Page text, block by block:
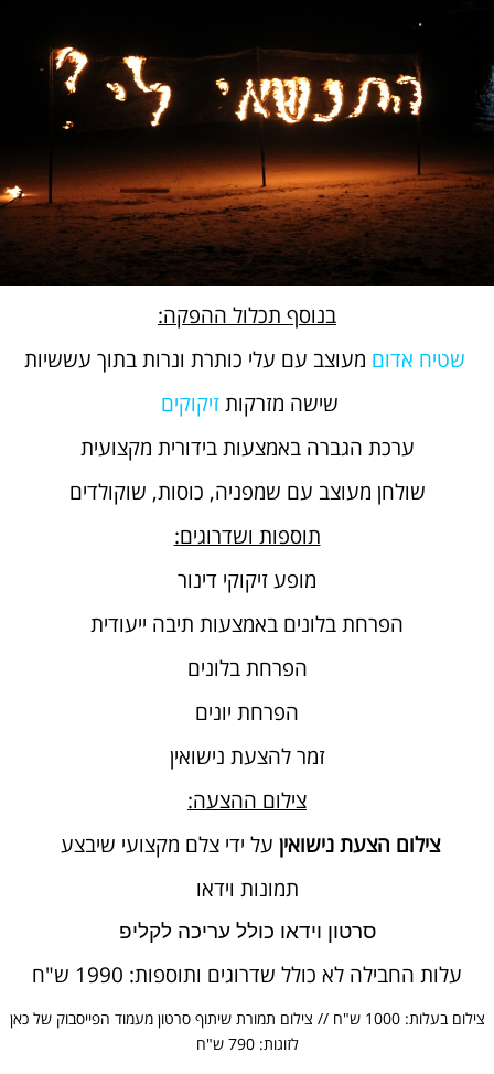
בנוסף תכלול ההפקה:
שטיח אדום מעוצב עם עלי כותרת ונרות בתוך עששיות
שישה מזרקות זיקוקים
ערכת הגברה באמצעות בידורית מקצועית
שולחן מעוצב עם שמפניה, כוסות, שוקולדים
תוספות ושדרוגים:
מופע זיקוקי דינור
הפרחת בלונים באמצעות תיבה ייעודית
הפרחת בלונים
הפרחת יונים
זמר להצעת נישואין
צילום ההצעה:
צילום הצעת נישואין על ידי צלם מקצועי שיבצע
תמונות וידאו
סרטון וידאו כולל עריכה לקליפ
עלות החבילה לא כולל שדרוגים ותוספות: 1990 ש"ח
צילום בעלות: 1000 ש"ח // צילום תמורת שיתוף סרטון מעמוד הפייסבוק של כאן
לזוגות: 790 ש"ח